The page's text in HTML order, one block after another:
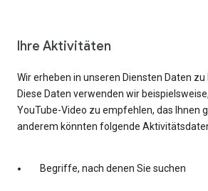
Ihre Aktivitäten
Wir erheben in unseren Diensten Daten
Diese Daten verwenden wir
YouTube-Video zu empfehlen, das Ihnen
anderem könnten folgende
Begriffe, nach denen Sie suchen